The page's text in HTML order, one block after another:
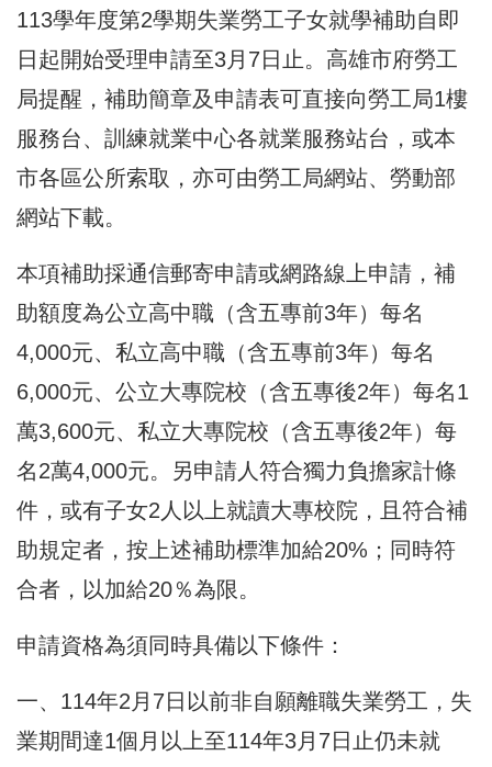
113學年度第2學期失業勞工子女就學補助自即
日起開始受理申請至3月7日止。高雄市府勞工
局提醒，補助簡章及申請表可直接向勞工局1樓
服務台、訓練就業中心各就業服務站台，或本
市各區公所索取，亦可由勞工局網站、勞動部
網站下載。
本項補助採通信郵寄申請或網路線上申請，補
助額度為公立高中職（含五專前3年）每名
4,000元、私立高中職（含五專前3年）每名
6,000元、公立大專院校（含五專後2年）每名1
萬3,600元、私立大專院校（含五專後2年）每
名2萬4,000元。另申請人符合獨力負擔家計條
件，或有子女2人以上就讀大專校院，且符合補
助規定者，按上述補助標準加給20%；同時符
合者，以加給20％為限。
申請資格為須同時具備以下條件：
一、114年2月7日以前非自願離職失業勞工，失
業期間達1個月以上至114年3月7日止仍未就